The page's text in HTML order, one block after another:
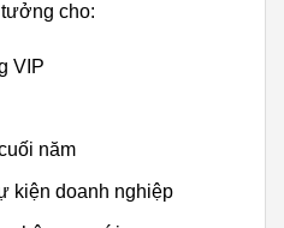
cho:
VIP
năm
kiện doanh nghiệp